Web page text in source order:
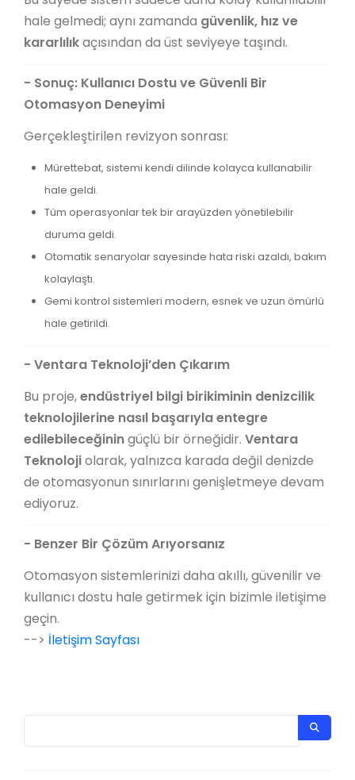
hale gelmedi; aynı zamanda güvenlik, hız ve
kararlılıkaçısından da üst seviyeye taşındı.
- Sonuç: Kullanıcı Dostu ve Güvenli Bir
Otomasyon Deneyimi
Gerçekleştirilen revizyon sonrası:
Mürettebat, sistemi kendi dilinde kolayca kullanabilir
hale geldi.
Tüm operasyonlar tek bir arayüzden yönetilebilir
duruma geldi.
Otomatik senaryolar sayesinde hata riski azaldı, bakım
kolaylaştı.
Gemi kontrol sistemleri modern, esnek ve uzun ömürlü
hale getirildi.
- Ventara Teknoloji’den Çıkarım
Bu proje,endüstriyel bilgi birikiminin denizcilik
teknolojilerine nasıl başarıyla entegre
edilebileceğiningüçlü bir örneğidir. Ventara
Teknolojiolarak, yalnızca karada değil denizde
de otomasyonun sınırlarını genişletmeye devam
ediyoruz.
- Benzer Bir Çözüm Arıyorsanız
Otomasyon sistemlerinizi daha akıllı, güvenilir ve
kullanıcı dostu hale getirmek için bizimle iletişime
geçin.
--> İletişim Sayfası